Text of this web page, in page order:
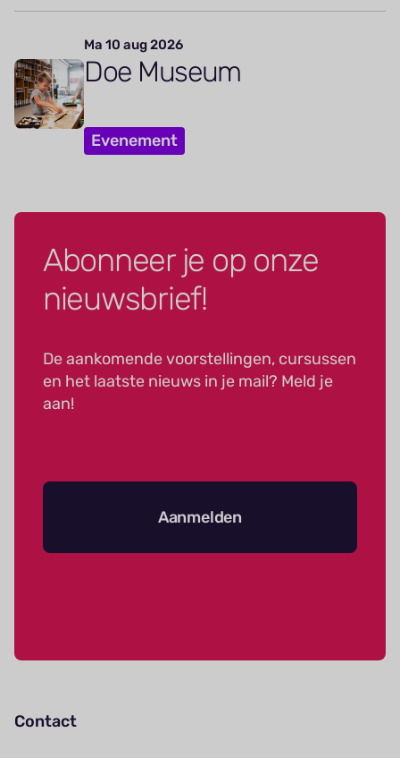
Ma 10 aug 2026
Doe Museum
Evenement
Abonneer je op onze
nieuwsbrief!
De aankomende voorstellingen, cursussen
en het laatste nieuws in je mail? Meld je
aan!
Aanmelden
Contact